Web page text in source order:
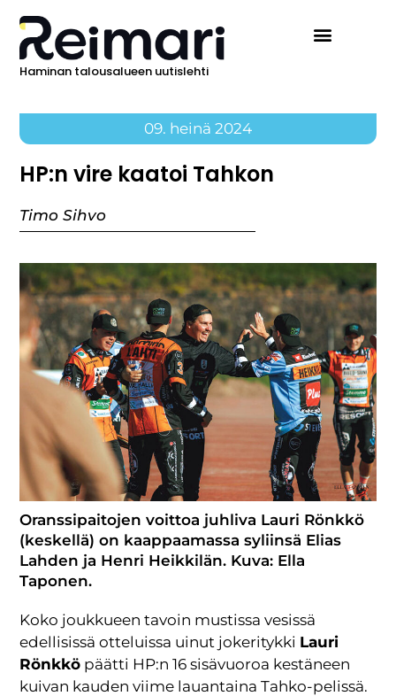
Haminan talousalueen uutislehti
09. heinä 2024
HP:n vire kaatoi Tahkon
Timo Sihvo
Oranssipaitojen voittoa juhliva Lauri Rönkkö
(keskellä) on kaappaamassa syliinsä Elias
Lahden ja Henri Heikkilän. Kuva: Ella
Taponen.
Koko joukkueen tavoin mustissa vesissä
edellisissä otteluissa uinut jokeritykki Lauri
Rönkkö päätti HP:n 16 sisävuoroa kestäneen
kuivan kauden viime lauantaina Tahko-pelissä.